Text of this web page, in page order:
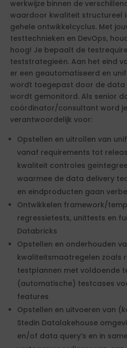
werkwijze binnen de
waardoor kwaliteit structureel
gehele ontwikkelcyclus. Met
testtechnieken en DevOps,
hoog! Je bepaalt de
teststrategieën. Aan het eind
er een geautomatiseerd en
wordt toegepast door de data
wordt gemonitord. Als senior
coördinator/consultant word
verantwoordelijk voor:
Opstellen en uitrollen van
vanaf requirements tot
kwaliteit controles
waarmee de data delivery
en eindproducten gaan
Ontwikkelen framework/
regressietests, unittests en
Databricks
Opstellen en onderhouden
kwaliteitsmaatregelen zoals
testplannen met voldoende
(automatische) testcases
features
Opstellen en uitvoeren van
Stedin Datalakehouse
en/of data query’s en in